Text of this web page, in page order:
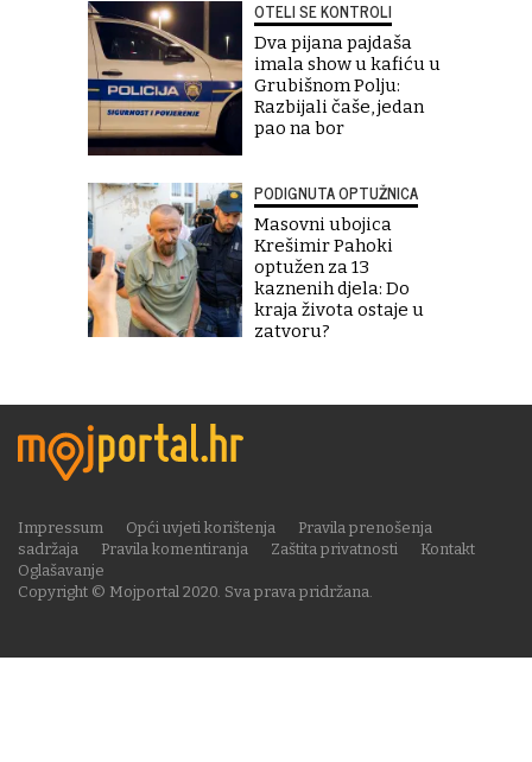
OTELI SE KONTROLI
Dva pijana pajdaša
imala show u kafiću u
Grubišnom Polju:
Razbijali čaše, jedan
pao na bor
PODIGNUTA OPTUŽNICA
Masovni ubojica
Krešimir Pahoki
optužen za 13
kaznenih djela: Do
kraja života ostaje u
zatvoru?
Copyright © Mojportal 2020. Sva prava pridržana.
Impressum Opći uvjeti korištenja
Pravila prenošenja
sadržaja
Pravila komentiranja Zaštita privatnosti
Kontakt
Oglašavanje